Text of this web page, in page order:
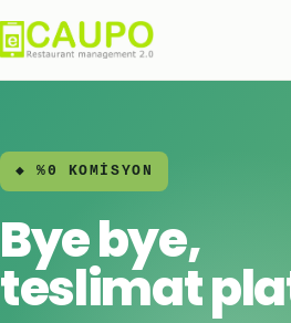
◆ %0 KOMİSYON
Bye bye,
teslimat